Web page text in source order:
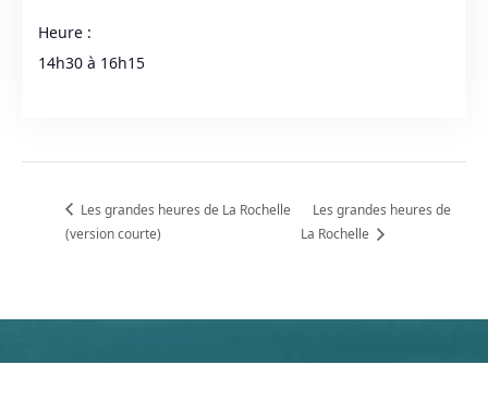
Heure :
14h30 à 16h15
Les grandes heures de La Rochelle
(version courte)
Les grandes heures de
La Rochelle